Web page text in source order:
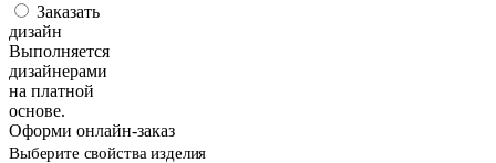
Заказать
дизайн
Выполняется
дизайнерами
на платной
основе.
Оформи онлайн-заказ
Выберите свойства изделия